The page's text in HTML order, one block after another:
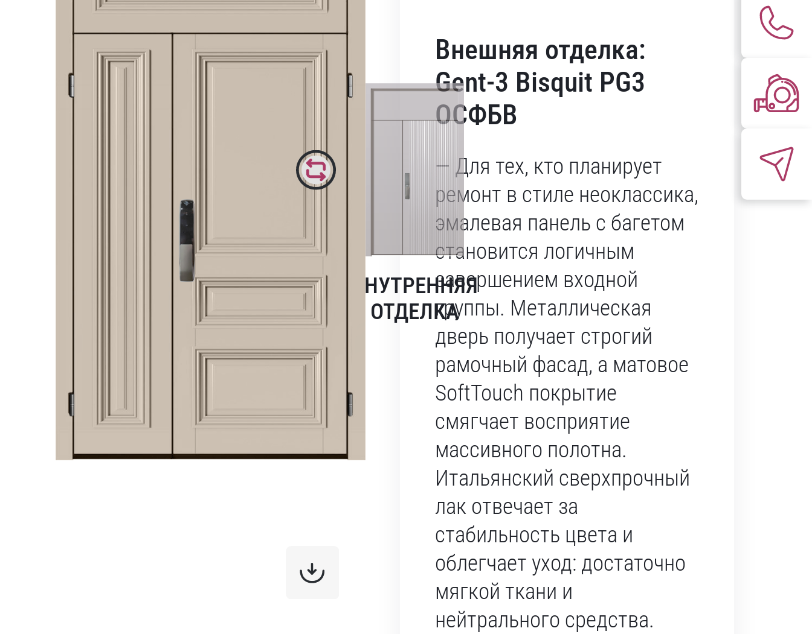
ВНУТРЕННЯЯ
ОТДЕЛКА
Внешняя отделка:
Gent-3 Bisquit PG3
ОСФБВ
— Для тех, кто планирует
ремонт в стиле неоклассика,
эмалевая панель с багетом
становится логичным
завершением входной
группы. Металлическая
дверь получает строгий
рамочный фасад, а матовое
SoftTouch покрытие
смягчает восприятие
массивного полотна.
Итальянский сверхпрочный
лак отвечает за
стабильность цвета и
облегчает уход: достаточно
мягкой ткани и
нейтрального средства.